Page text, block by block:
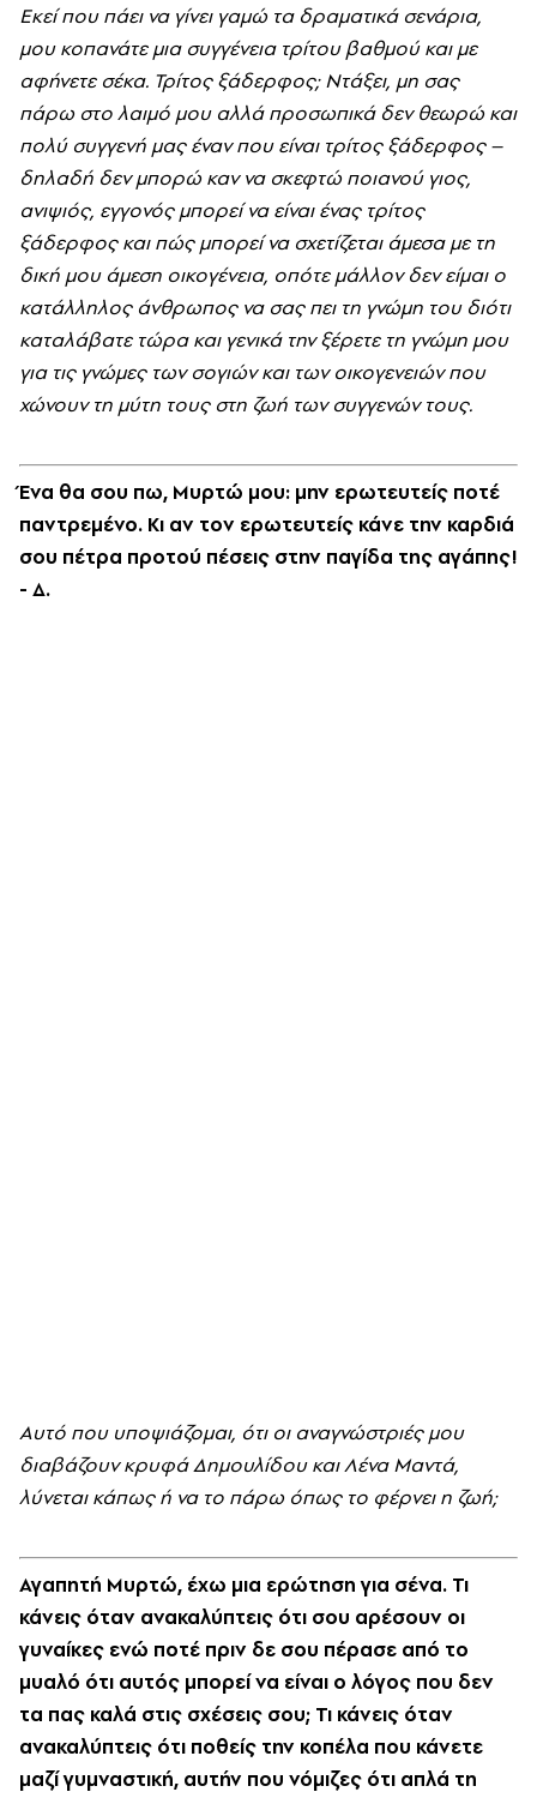
Εκεί που πάει να γίνει γαμώ τα δραματικά σενάρια,
μου κοπανάτε μια συγγένεια τρίτου βαθμού και με
αφήνετε σέκα. Τρίτος ξάδερφος; Ντάξει, μη σας
πάρω στο λαιμό μου αλλά προσωπικά δεν θεωρώ και
πολύ συγγενή μας έναν που είναι τρίτος ξάδερφος –
δηλαδή δεν μπορώ καν να σκεφτώ ποιανού γιος,
ανιψιός, εγγονός μπορεί να είναι ένας τρίτος
ξάδερφος και πώς μπορεί να σχετίζεται άμεσα με τη
δική μου άμεση οικογένεια, οπότε μάλλον δεν είμαι ο
κατάλληλος άνθρωπος να σας πει τη γνώμη του διότι
καταλάβατε τώρα και γενικά την ξέρετε τη γνώμη μου
για τις γνώμες των σογιών και των οικογενειών που
χώνουν τη μύτη τους στη ζωή των συγγενών τους.
Ένα θα σου πω, Μυρτώ μου: μην ερωτευτείς ποτέ
παντρεμένο. Κι αν τον ερωτευτείς κάνε την καρδιά
σου πέτρα προτού πέσεις στην παγίδα της αγάπης!
- Δ.
Αυτό που υποψιάζομαι, ότι οι αναγνώστριές μου
διαβάζουν κρυφά Δημουλίδου και Λένα Μαντά,
λύνεται κάπως ή να το πάρω όπως το φέρνει η ζωή;
Αγαπητή Μυρτώ, έχω μια ερώτηση για σένα. Τι
κάνεις όταν ανακαλύπτεις ότι σου αρέσουν οι
γυναίκες ενώ ποτέ πριν δε σου πέρασε από το
μυαλό ότι αυτός μπορεί να είναι ο λόγος που δεν
τα πας καλά στις σχέσεις σου; Τι κάνεις όταν
ανακαλύπτεις ότι ποθείς την κοπέλα που κάνετε
μαζί γυμναστική, αυτήν που νόμιζες ότι απλά τη